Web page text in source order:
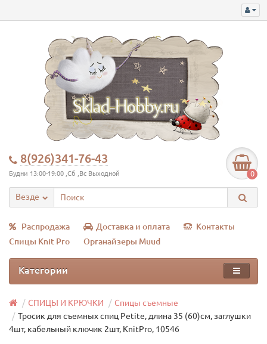
8(926)341-76-43
Будни 13:00-19:00 ,Сб ,Вс Выходной 0
Везде
Распродажа Доставка и оплата
Контакты
Спицы Knit Pro
Органайзеры Muud
Категории
СПИЦЫ И КРЮЧКИ
Спицы съемные
Тросик для съемных спиц Petite, длина 35 (60)см, заглушки
4шт, кабельный ключик 2шт, KnitPro, 10546